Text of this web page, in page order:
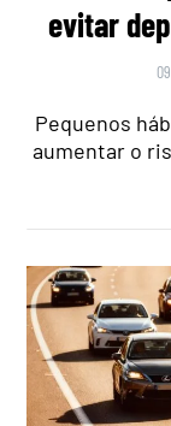
evitar
Pequenos
aumentar o